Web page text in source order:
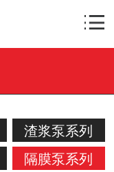
渣浆泵系列
隔膜泵系列